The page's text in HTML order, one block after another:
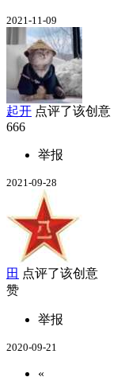
2021-11-09
起开 点评了该创意
666
举报
2021-09-28
田 点评了该创意
赞
举报
2020-09-21
«